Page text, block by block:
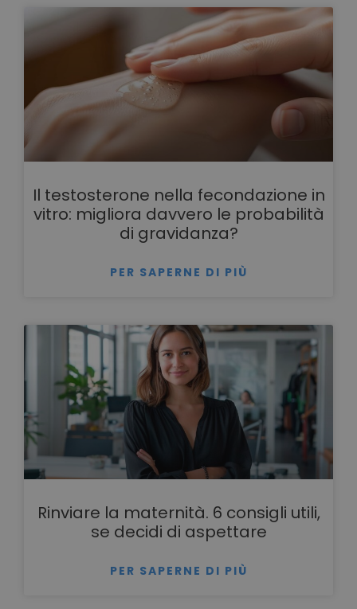
Il testosterone nella fecondazione in
vitro: migliora davvero le probabilità
di gravidanza?
PER SAPERNE DI PIÙ
Rinviare la maternità. 6 consigli utili,
se decidi di aspettare
PER SAPERNE DI PIÙ